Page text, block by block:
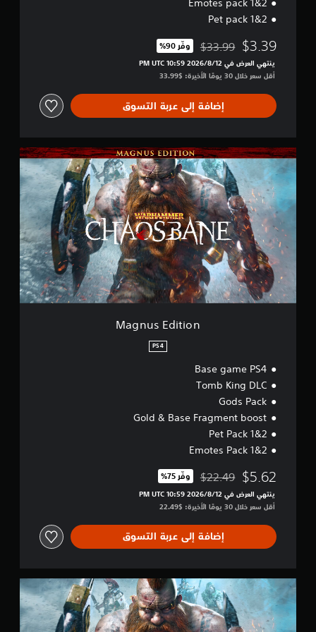
Emotes pack 1&2
Pet pack 1&2
$3.39 مخصوم من السعر الأصلي البالغ $33.99‏
$33.99 وفّر 90%‏
ينتهي العرض في 12‏/8‏/2026 10:59 PM UTC‏
أقل سعر خلال 30 يومًا الأخيرة: $33.99‏
إضافة إلى عربة التسوق
M
u
n
Magnus Edition
PS4
Base game PS4
Tomb King DLC
Gods Pack
Gold & Base Fragment boost
Pet Pack 1&2
Emotes Pack 1&2
$5.62 مخصوم من السعر الأصلي البالغ $22.49‏
$22.49 وفّر 75%‏
ينتهي العرض في 12‏/8‏/2026 10:59 PM UTC‏
أقل سعر خلال 30 يومًا الأخيرة: $22.49‏
إضافة إلى عربة التسوق
B